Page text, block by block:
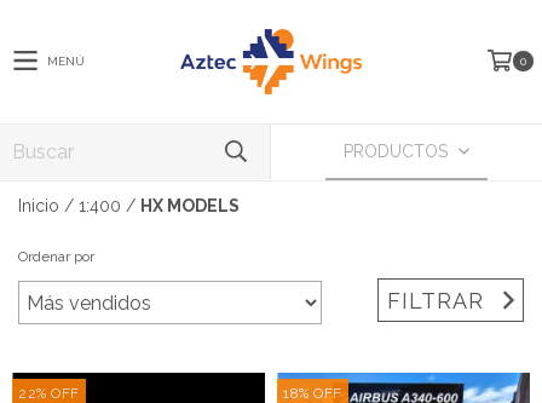
MENÚ 0
PRODUCTOS
Inicio / 1:400 / HX MODELS
Ordenar por
FILTRAR
22% OFF 18% OFF